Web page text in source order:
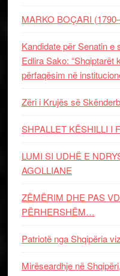
MARKO BOÇARI
Kandidate për Senatin e
Edlira Sako:
përfaqësim në
Zëri i Krujës së
SHPALLET KËSHILLI I
LUMI SI UDHË E
AGOLLIANE
ZËMËRIM DHE PAS
PËRHERSHËM…
Patriotë nga Shqipëria
Mirëseardhje në